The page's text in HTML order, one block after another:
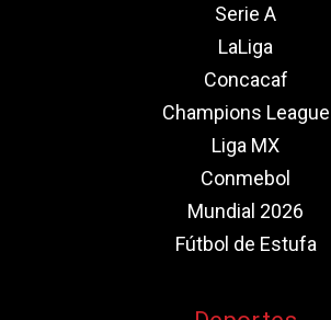
Serie A
LaLiga
Concacaf
Champions League
Liga MX
Conmebol
Mundial 2026
Fútbol de Estufa